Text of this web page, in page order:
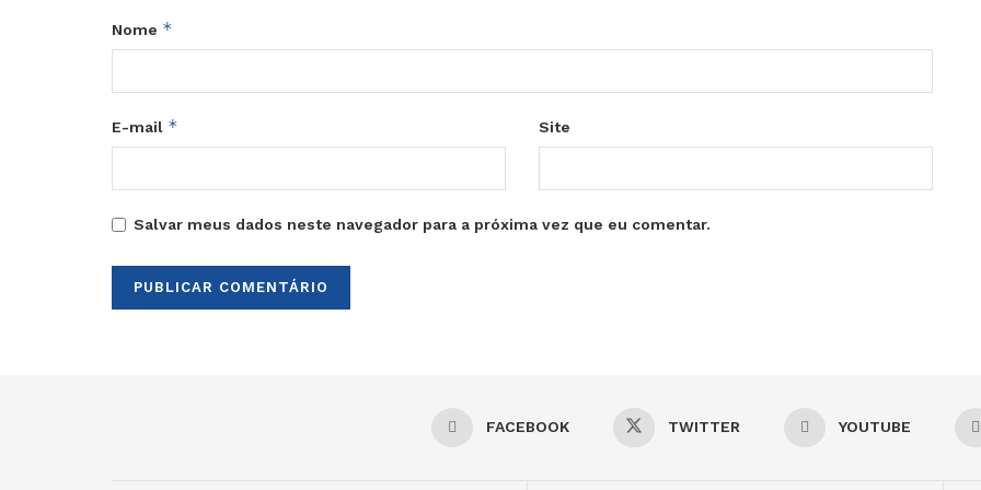
Nome *
E-mail * Site
Salvar meus dados neste navegador para a próxima vez que eu comentar.
FACEBOOK TWITTER YOUTUBE